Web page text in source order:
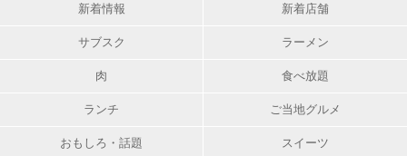
新着情報 新着店舗
サブスク ラーメン
肉 食べ放題
ランチ ご当地グルメ
おもしろ・話題 スイーツ